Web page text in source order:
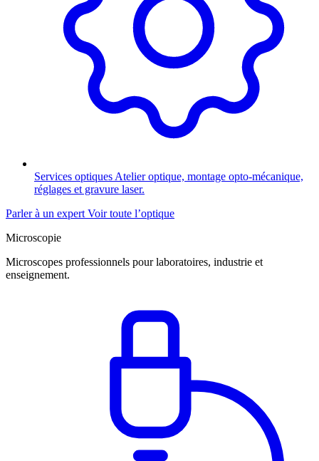
Services optiques Atelier optique, montage opto-mécanique,
réglages et gravure laser.
Parler à un expert Voir toute l’optique
Microscopie
Microscopes professionnels pour laboratoires, industrie et
enseignement.